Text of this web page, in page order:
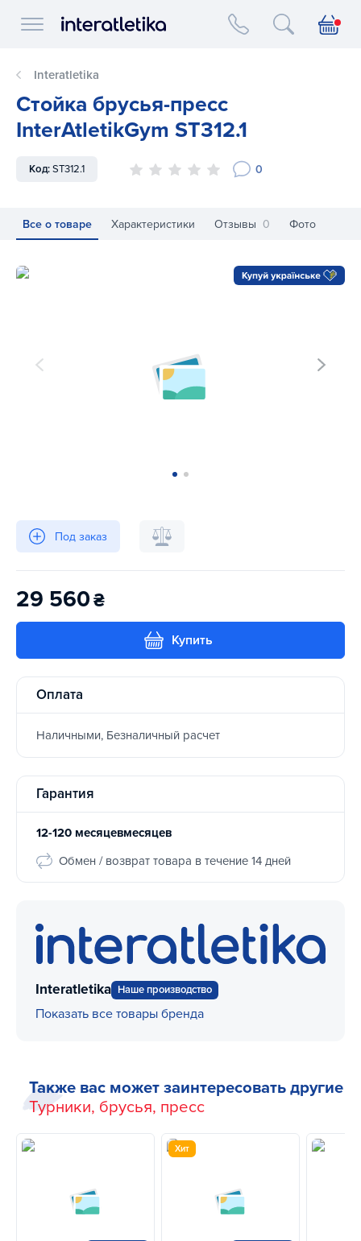
Interatletika logo
Interatletika
Стойка брусья-пресс
InterAtletikGym ST312.1
Код:ST312.1 0
Все о товаре Характеристики Отзывы 0 Фото
Стойка брусья-пресс InterAtletikGym ST312.1
Под заказ
29 560₴
Купить
Оплата
Наличными, Безналичный расчет
Гарантия
12-120 месяцевмесяцев
Обмен / возврат товара в течение 14 дней
Interatletika Наше производство
Показать все товары бренда
Также вас может заинтересовать другие
Турники, брусья, пресс
Хит